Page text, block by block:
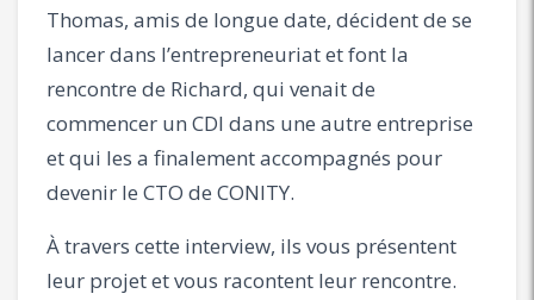
Thomas, amis de longue date, décident de se
lancer dans l’entrepreneuriat et font la
rencontre de Richard, qui venait de
commencer un CDI dans une autre entreprise
et qui les a finalement accompagnés pour
devenir le CTO de CONITY.
À travers cette interview, ils vous présentent
leur projet et vous racontent leur rencontre.